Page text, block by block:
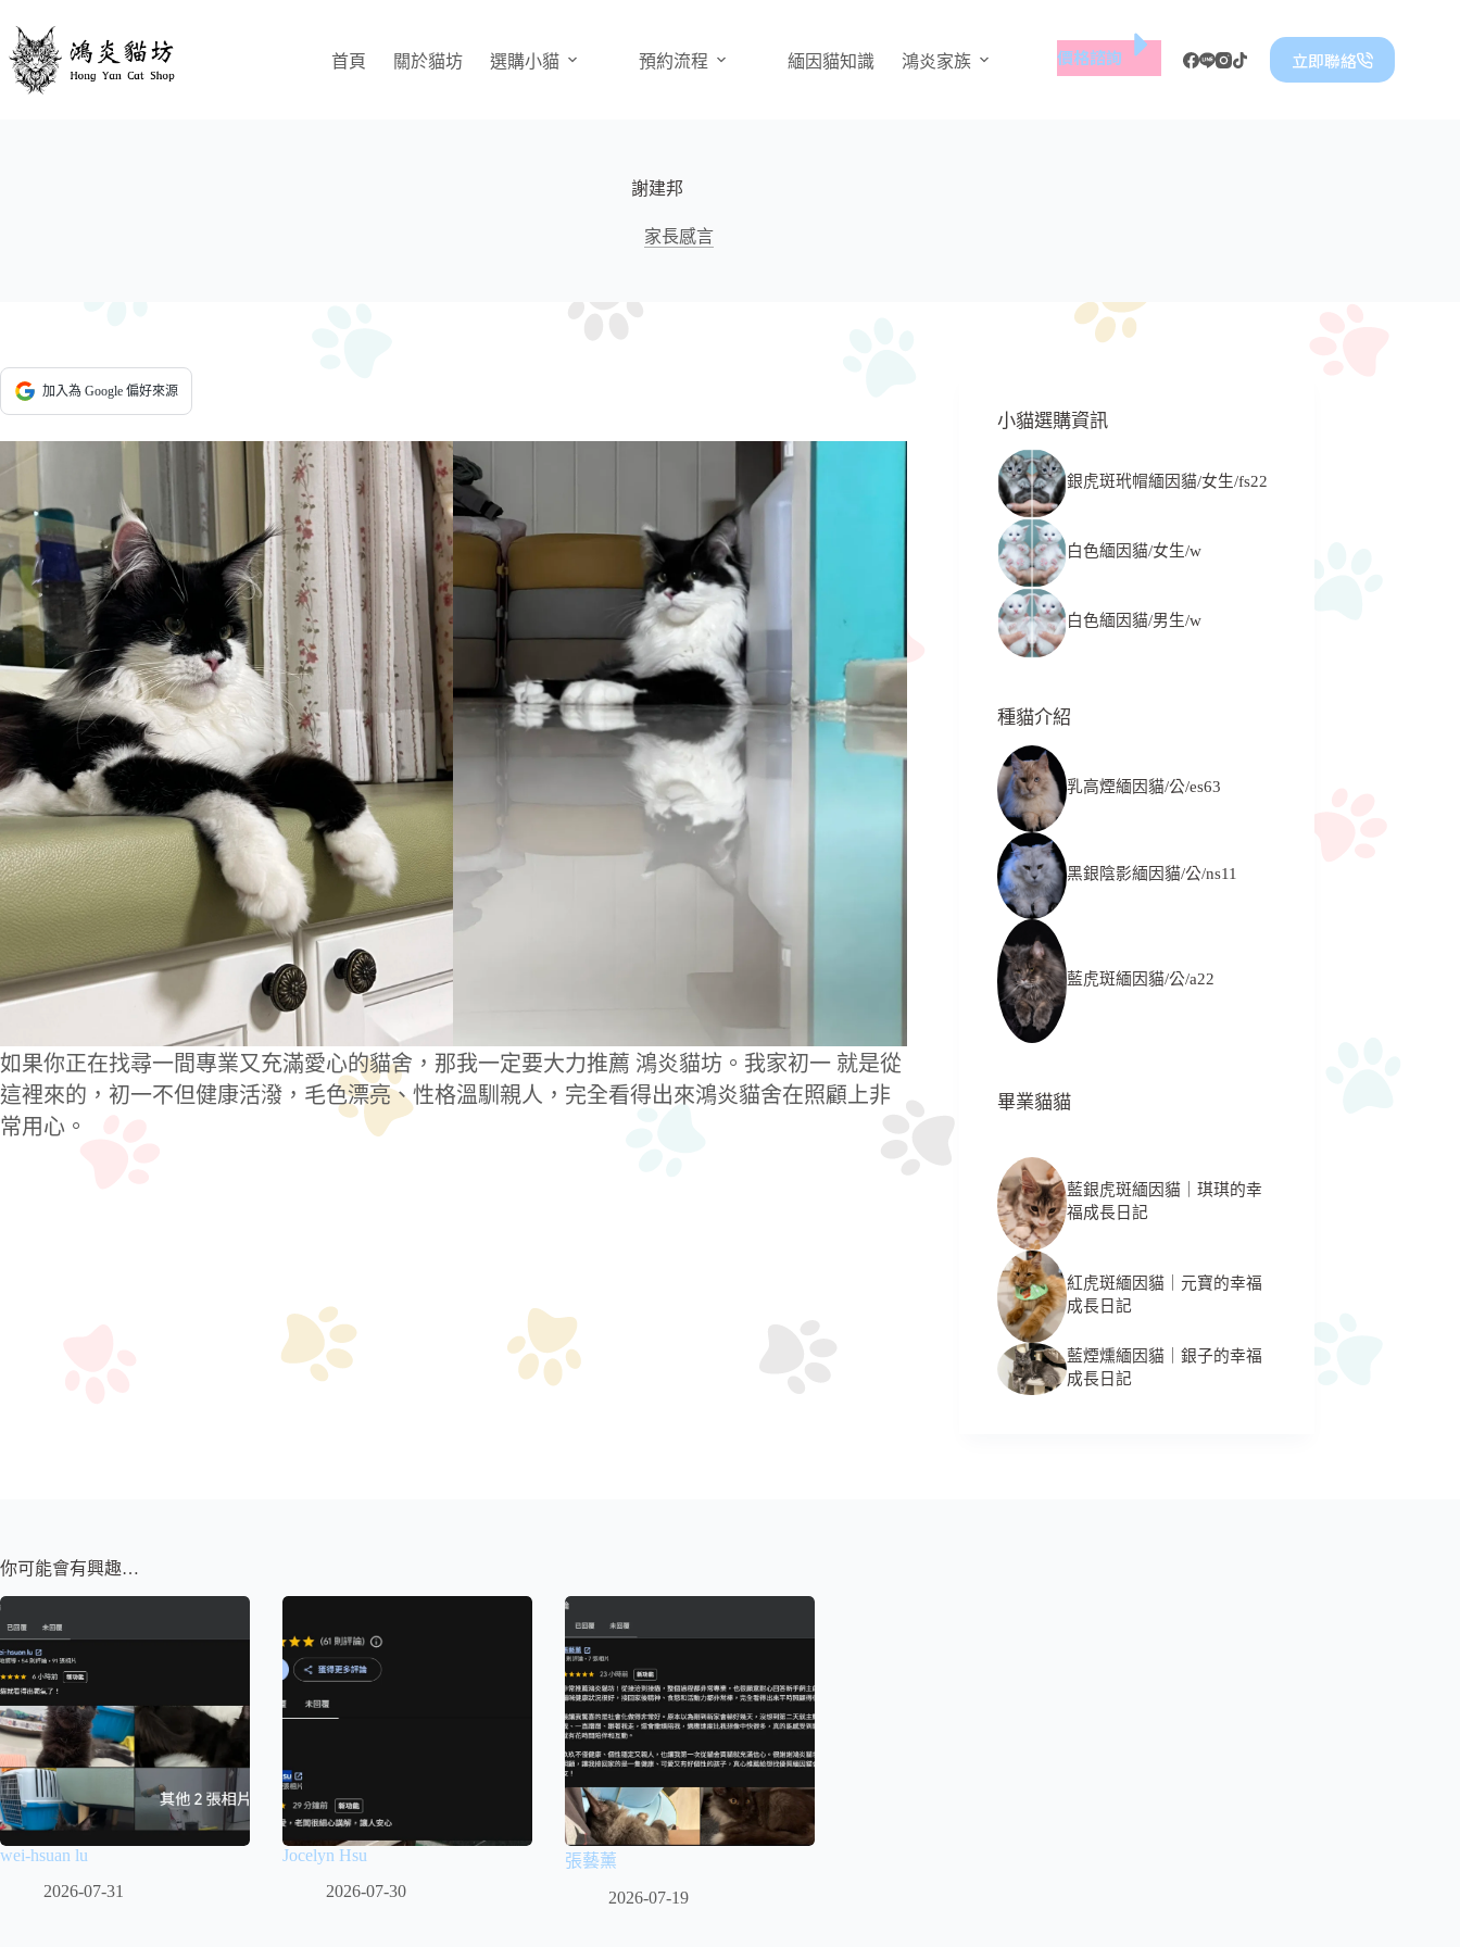
主
首頁 關於貓坊 選購小貓 預約流程 緬因貓知識 鴻炎家族 價格諮詢 立即聯絡
謝建邦
家長感言
加入為 Google 偏好來源
如果你正在找尋一間專業又充滿愛心的貓舍，那我一定要大力推薦 鴻炎貓坊。我家初一 就是從
這裡來的，初一不但健康活潑，毛色漂亮、性格溫馴親人，完全看得出來鴻炎貓舍在照顧上非
常用心。
小貓選購資訊
銀虎斑玳帽緬因貓/女生/fs22
白色緬因貓/女生/w
白色緬因貓/男生/w
種貓介紹
乳高煙緬因貓/公/es63
黑銀陰影緬因貓/公/ns11
藍虎斑緬因貓/公/a22
畢業貓貓
藍銀虎斑緬因貓｜琪琪的幸
福成長日記
紅虎斑緬因貓｜元寶的幸福
成長日記
藍煙燻緬因貓｜銀子的幸福
成長日記
你可能會有興趣…
wei-hsuan lu
2026-07-31
Jocelyn Hsu
2026-07-30
張藝薰
2026-07-19